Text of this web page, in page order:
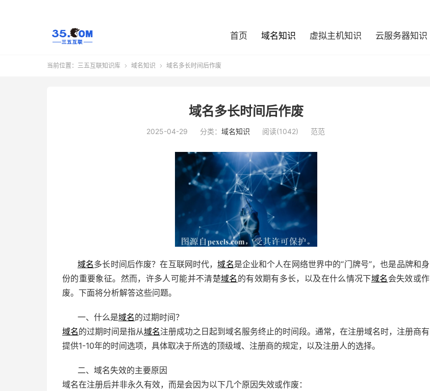
首页 域名知识 虚拟主机知识 云服务器知识
当前位置： 三五互联知识库  域名知识  域名多长时间后作废
域名多长时间后作废
2025-04-29 分类： 域名知识 阅读(1042) 范范
域名多长时间后作废？在互联网时代，域名是企业和个人在网络世界中的“门牌号”，也是品牌和身
份的重要象征。然而，许多人可能并不清楚域名 的有效期有多长，以及在什么情况下域名 会失效或作
废。下面将分析解答这些问题。
一、什么是域名的过期时间？
域名的过期时间是指从域名注册成功之日起到域名服务终止的时间段。通常，在注册域名时，注册商有
提供1-10年的时间选项，具体取决于所选的顶级域、注册商的规定，以及注册人的选择。
二、域名失效的主要原因
域名在注册后并非永久有效，而是会因为以下几个原因失效或作废：